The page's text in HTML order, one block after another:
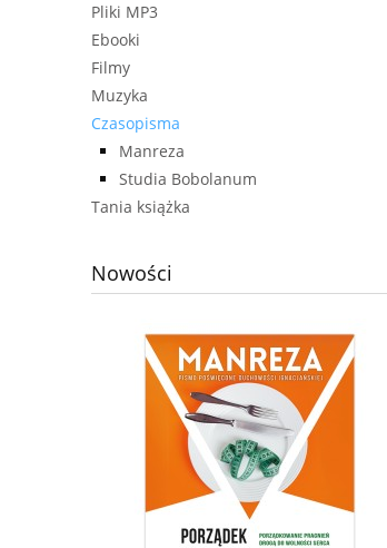
Pliki MP3
Ebooki
Filmy
Muzyka
Czasopisma
Manreza
Studia Bobolanum
Tania książka
Nowości